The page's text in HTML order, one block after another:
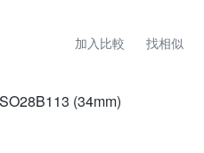
加入比較 找相似
(34mm)